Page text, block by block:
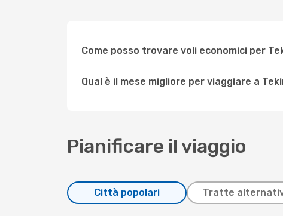
Come posso trovare voli economici per
Qual è il mese migliore per viaggiare a
Pianificare il viaggio
Città popolari Tratte